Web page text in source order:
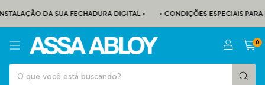
DA SUA FECHADURA DIGITAL • • CONDIÇÕES ESPECIAIS PARA
0